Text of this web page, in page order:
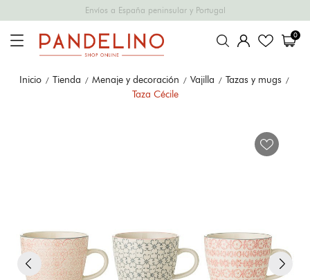
Envíos a España peninsular y Portugal
0
Inicio Tienda Menaje y decoración Vajilla
Tazas y mugs
Taza Cécile